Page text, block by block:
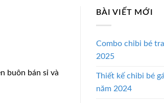
buôn bán sỉ và
BÀI VIẾT MỚI
Combo chibi bé
2025
Thiết kế chibi bé
năm 2024